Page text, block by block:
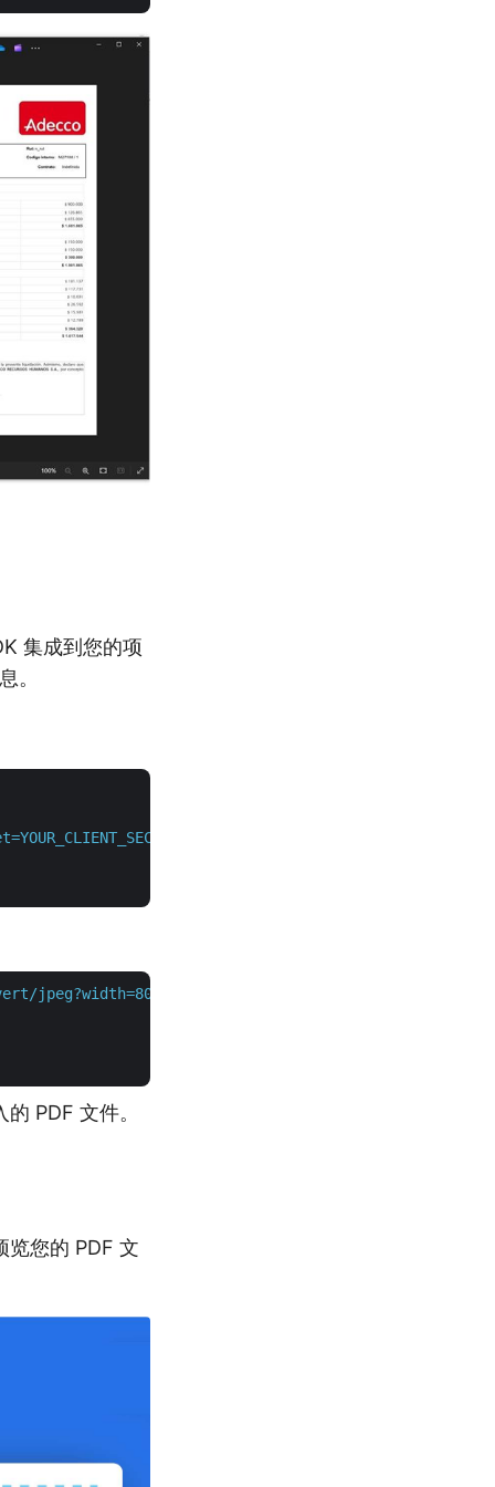
集成到您的项
。
jpeg?width=800&height=800"
PDF 文件。
览您的 PDF 文